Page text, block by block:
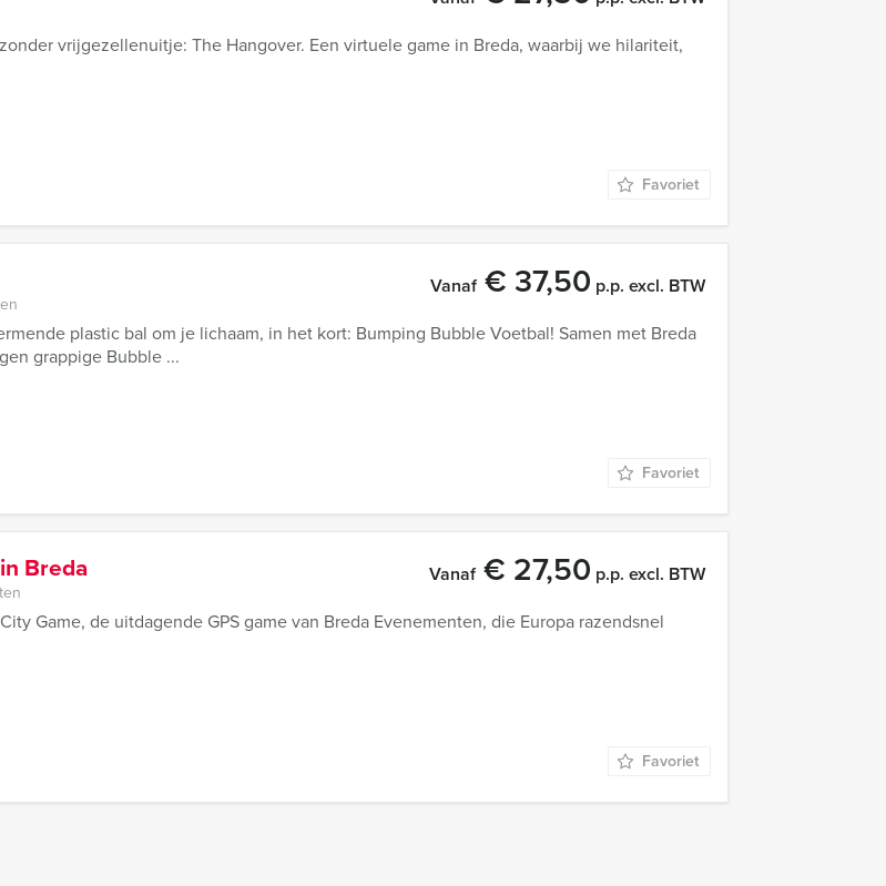
vrijgezellenuitje: The Hangover. Een virtuele game in Breda, waarbij we hilariteit,
Favoriet
Vanaf€ 37,50 p.p. excl. BTW
plastic bal om je lichaam, in het kort: Bumping Bubble Voetbal! Samen met Breda
grappige Bubble ...
Favoriet
Breda Vanaf€ 27,50 p.p. excl. BTW
Game, de uitdagende GPS game van Breda Evenementen, die Europa razendsnel
Favoriet